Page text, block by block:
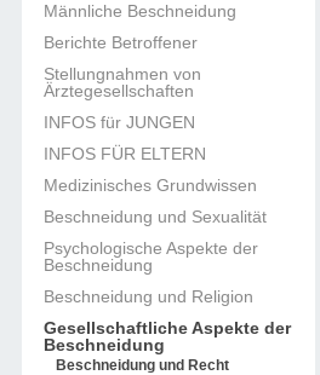
Männliche Beschneidung
Berichte Betroffener
Stellungnahmen von
Ärztegesellschaften
INFOS für JUNGEN
INFOS FÜR ELTERN
Medizinisches Grundwissen
Beschneidung und Sexualität
Psychologische Aspekte der
Beschneidung
Beschneidung und Religion
Gesellschaftliche Aspekte der
Beschneidung
Beschneidung und Recht